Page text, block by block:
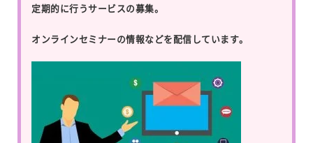
定期的に行うサービスの募集。
オンラインセミナーの情報などを配信しています。